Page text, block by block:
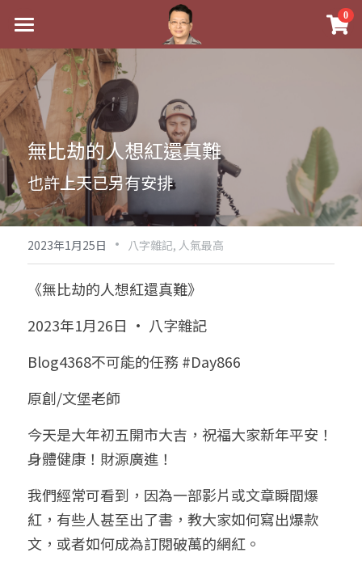
0
最新消息
關於我
實體經營
祖傳命理
手工印鑑
課程介紹
五行八字學
後天派陽宅
Blog
黃金會員專區
八字雜記
心靈成長
人氣最高
站長精選
臉書生活
好書推廌
試閱專區
Podcast聽書
團隊訓練營
八字視頻
陽宅視頻
線上直播
自我挑戰
線上學苑
八字初階班1
八字初階班2
八字進階班
八字中階班
八字高階班
五人實戰班
五行計算初階班
命理商城
八字完整班
《十神高階實戰錄》完整典藏版
科學八字推理PDF
八字批命
小兒命名
我的著作
科學八字推理1
科學八字推理2
科學八字推理3
科學八字輕鬆學
輕鬆學會科學八字推理
與我預約
批命預約
上課預約
常見問題
FB粉絲頁
登錄/註冊
繁體中文
繁體中文
0938617837
無比劫的人想紅還真難
也許上天已另有安排
2023年1月25日 · 八字雜記, 人氣最高
《無比劫的人想紅還真難》
2023年1月26日 · 八字雜記
Blog4368不可能的任務 #Day866
原創/文堡老師
今天是大年初五開市大吉，祝福大家新年平安！
身體健康！財源廣進！
我們經常可看到，因為一部影片或文章瞬間爆
紅，有些人甚至出了書，教大家如何寫出爆款
文，或者如何成為訂閱破萬的網紅。
×
商品分類
八字線上完整班
科學八字推理PDF
《十神高階實戰錄》完整典藏版
1美元超值PDF